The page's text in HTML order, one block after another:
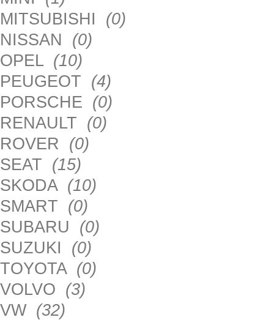
MITSUBISHI (0)
NISSAN (0)
OPEL (10)
PEUGEOT (4)
PORSCHE (0)
RENAULT (0)
ROVER (0)
SEAT (15)
SKODA (10)
SMART (0)
SUBARU (0)
SUZUKI (0)
TOYOTA (0)
VOLVO (3)
VW (32)